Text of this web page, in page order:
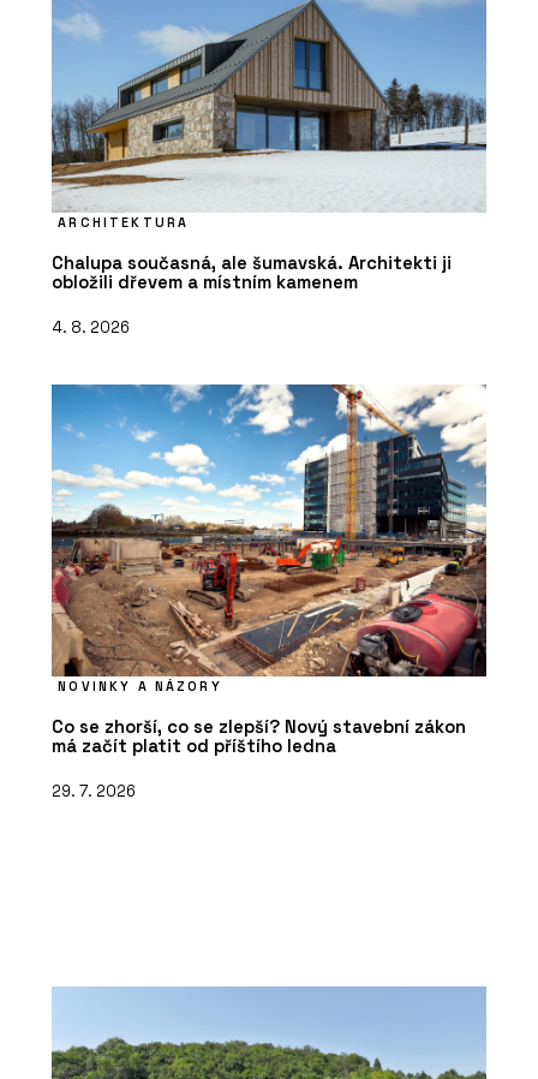
ARCHITEKTURA
Chalupa současná, ale šumavská. Architekti ji
obložili dřevem a místním kamenem
4. 8. 2026
NOVINKY A NÁZORY
Co se zhorší, co se zlepší? Nový stavební zákon
má začít platit od příštího ledna
29. 7. 2026